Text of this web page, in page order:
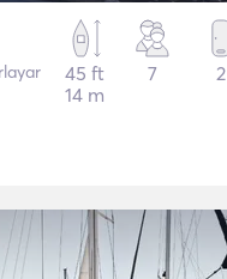
45 ft
14 m
7 2